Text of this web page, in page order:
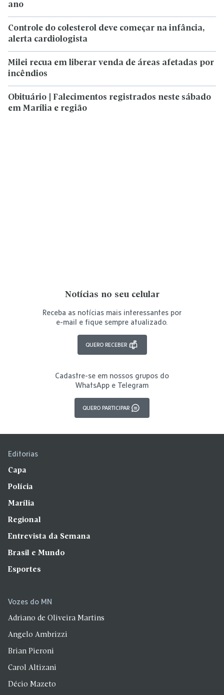
ano
Controle do colesterol deve começar na infância,
alerta cardiologista
Milei recua em liberar venda de áreas afetadas por
incêndios
Obituário | Falecimentos registrados neste sábado
em Marília e região
Notícias no seu celular
Receba as notícias mais interessantes por
e-mail e fique sempre atualizado.
QUERO RECEBER
Cadastre-se em nossos grupos do
WhatsApp e Telegram
QUERO PARTICIPAR
Editorias
Capa
Polícia
Marília
Regional
Entrevista da Semana
Brasil e Mundo
Esportes
Vozes do MN
Adriano de Oliveira Martins
Angelo Ambrizzi
Brian Pieroni
Carol Altizani
Décio Mazeto